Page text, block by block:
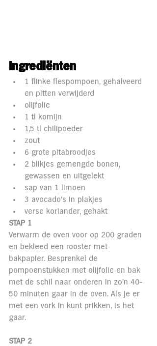
Ingredi ë nten
1 flinke flespompoen, gehalveerd
en pitten verwijderd
olijfolie
1 tl komijn
1,5 tl chilipoeder
zout
6 grote pitabroodjes
2 blikjes gemengde bonen,
gewassen en uitgelekt
sap van 1 limoen
3 avocado’s in plakjes
verse koriander, gehakt
STAP 1
Verwarm de oven voor op 200 graden
en bekleed een rooster met
bakpapier. Besprenkel de
pompoenstukken met olijfolie en bak
met de schil naar onderen in zo’n 40-
50 minuten gaar in de oven. Als je er
met een vork in kunt prikken, is het
gaar.
STAP 2